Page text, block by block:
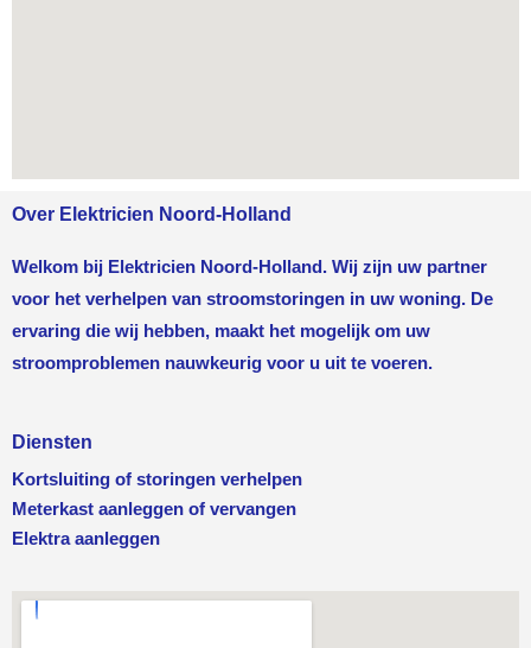
Over Elektricien Noord-Holland
Welkom bij Elektricien Noord-Holland. Wij zijn uw partner
voor het verhelpen van stroomstoringen in uw woning. De
ervaring die wij hebben, maakt het mogelijk om uw
stroomproblemen nauwkeurig voor u uit te voeren.
Diensten
Kortsluiting of storingen verhelpen
Meterkast aanleggen of vervangen
Elektra aanleggen